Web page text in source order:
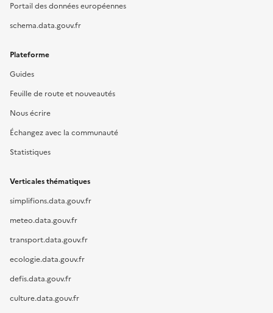
Portail des données européennes
schema.data.gouv.fr
Plateforme
Guides
Feuille de route et nouveautés
Nous écrire
Échangez avec la communauté
Statistiques
Verticales thématiques
simplifions.data.gouv.fr
meteo.data.gouv.fr
transport.data.gouv.fr
ecologie.data.gouv.fr
defis.data.gouv.fr
culture.data.gouv.fr